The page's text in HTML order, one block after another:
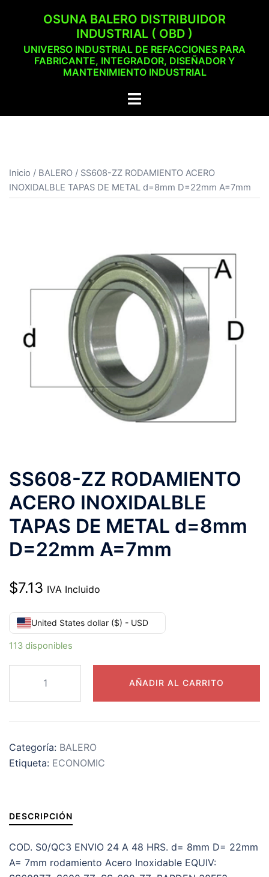
OSUNA BALERO DISTRIBUIDOR
INDUSTRIAL ( OBD )
UNIVERSO INDUSTRIAL DE REFACCIONES PARA
FABRICANTE, INTEGRADOR, DISEÑADOR Y
MANTENIMIENTO INDUSTRIAL
Alternar
Inicio / BALERO / SS608-ZZ RODAMIENTO ACERO
INOXIDALBLE TAPAS DE METAL d=8mm D=22mm A=7mm
SS608-ZZ RODAMIENTO
ACERO INOXIDALBLE
TAPAS DE METAL d=8mm
D=22mm A=7mm
$7.13 IVA Incluido
United States dollar ($) - USD
113 disponibles
RODAMIENTO
ACERO
TAPAS
DE
D=22mm
A=7mm
cantidad
AÑADIR AL CARRITO
Categoría: BALERO
Etiqueta: ECONOMIC
DESCRIPCIÓN
COD. S0/QC3 ENVIO 24 A 48 HRS. d= 8mm D= 22mm
A= 7mm rodamiento Acero Inoxidable EQUIV: